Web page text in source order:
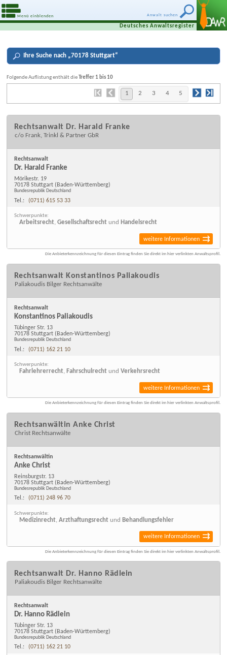
Anwalt suchen
Menü einblenden
Deutsches Anwaltsregister
IhreSuche nach „70178 Stuttgart“
Folgende Auflistung enthält die Treffer 1 bis 10
1 2 3 4 5
Rechtsanwalt Dr. Harald Franke
c/o Frank, Trinkl & Partner GbR
Rechtsanwalt
Dr. Harald Franke
Mörikestr. 19
70178 Stuttgart (Baden-Württemberg)
Bundesrepublik Deutschland
Tel.: (0711) 615 53 33
Schwerpunkte:
Arbeitsrecht,Gesellschaftsrecht und Handelsrecht
weitere Informationen
Die Anbieterkennzeichnung für diesen Eintrag finden Sie direkt im hier verlinkten Anwaltsprofil.
Rechtsanwalt Konstantinos Paliakoudis
Paliakoudis Bilger Rechtsanwälte
Rechtsanwalt
Konstantinos Paliakoudis
Tübinger Str. 13
70178 Stuttgart (Baden-Württemberg)
Bundesrepublik Deutschland
Tel.: (0711) 162 21 10
Schwerpunkte:
Fahrlehrerrecht, Fahrschulrecht undVerkehrsrecht
weitere Informationen
Die Anbieterkennzeichnung für diesen Eintrag finden Sie direkt im hier verlinkten Anwaltsprofil.
Rechtsanwältin Anke Christ
Christ Rechtsanwälte
Rechtsanwältin
Anke Christ
Reinsburgstr. 13
70178 Stuttgart (Baden-Württemberg)
Bundesrepublik Deutschland
Tel.: (0711) 248 96 70
Schwerpunkte:
Medizinrecht,Arzthaftungsrecht und Behandlungsfehler
weitere Informationen
Die Anbieterkennzeichnung für diesen Eintrag finden Sie direkt im hier verlinkten Anwaltsprofil.
Rechtsanwalt Dr. Hanno Rädlein
Paliakoudis Bilger Rechtsanwälte
Rechtsanwalt
Dr. Hanno Rädlein
Tübinger Str. 13
70178 Stuttgart (Baden-Württemberg)
Bundesrepublik Deutschland
Tel.: (0711) 162 21 10